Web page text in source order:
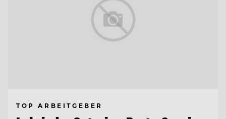
TOP ARBEITGEBER